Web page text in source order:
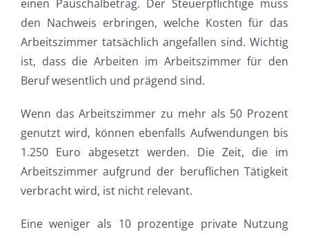
einen Pauschalbetrag. Der Steuerpflichtige muss
den Nachweis erbringen, welche Kosten für das
Arbeitszimmer tatsächlich angefallen sind. Wichtig
ist, dass die Arbeiten im Arbeitszimmer für den
Beruf wesentlich und prägend sind.
Wenn das Arbeitszimmer zu mehr als 50 Prozent
genutzt wird, können ebenfalls Aufwendungen bis
1.250 Euro abgesetzt werden. Die Zeit, die im
Arbeitszimmer aufgrund der beruflichen Tätigkeit
verbracht wird, ist nicht relevant.
Eine weniger als 10 prozentige private Nutzung